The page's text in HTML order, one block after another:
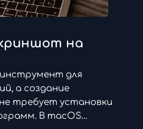
на
для
а создание
требует установки
В macOS…